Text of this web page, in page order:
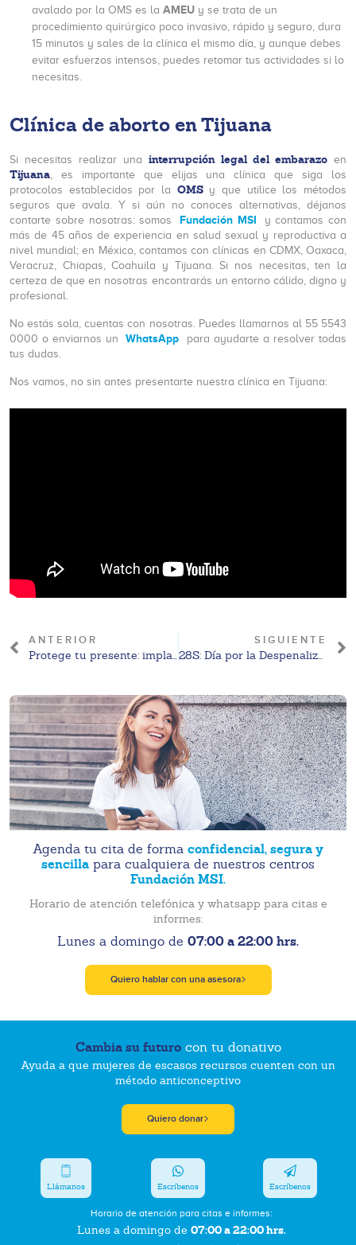
avalado por la OMS es la AMEU y se trata de un
procedimiento quirúrgico poco invasivo, rápido y seguro, dura
15 minutos y sales de la clínica el mismo día, y aunque debes
evitar esfuerzos intensos, puedes retomar tus actividades si lo
necesitas.
Clínica de aborto en Tijuana
Si necesitas realizar una interrupción legal del embarazo en
Tijuana, es importante que elijas una clínica que siga los
protocolos establecidos por la OMSy que utilice los métodos
seguros que avala. Y si aún no conoces alternativas, déjanos
contarte sobre nosotras: somos
Fundación MSI
y contamos con
más de 45 años de experiencia en salud sexual y reproductiva a
nivel mundial; en México, contamos con clínicas en CDMX, Oaxaca,
Veracruz, Chiapas, Coahuila y Tijuana. Si nos necesitas, ten la
certeza de que en nosotras encontrarás un entorno cálido, digno y
profesional.
No estás sola, cuentas con nosotras. Puedes llamarnos al 55 5543
0000 o enviarnos un
WhatsApp
para ayudarte a resolver todas
tus dudas.
Nos vamos, no sin antes presentarte nuestra clínica en Tijuana:
ANTERIOR
Protege tu presente: implante anticonceptivo gratuito
SIGUIENTE
28S: Día por la Despenalización del Aborto – Legalidad y seguridad en la Interrupción del Embarazo
Agenda tu cita de forma confidencial, segura y
sencilla para cualquiera de nuestros centros
Fundación MSI.
Horario de atención telefónica y whatsapp para citas e
informes:
Lunes a domingo de 07:00 a 22:00 hrs.
Quiero hablar con una asesora
Cambia su futurocon tu donativo
Ayuda a que mujeres de escasos recursos cuenten con un
método anticonceptivo
Quiero donar
Horario de atención para citas e informes:
Lunes a domingo de 07:00 a 22:00 hrs.
Llámanos Escríbenos Escríbenos